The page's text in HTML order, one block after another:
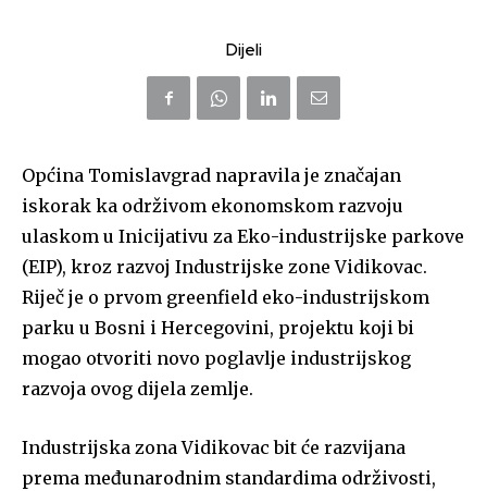
Dijeli
Općina Tomislavgrad napravila je značajan
iskorak ka održivom ekonomskom razvoju
ulaskom u Inicijativu za Eko-industrijske parkove
(EIP), kroz razvoj Industrijske zone Vidikovac.
Riječ je o prvom greenfield eko-industrijskom
parku u Bosni i Hercegovini, projektu koji bi
mogao otvoriti novo poglavlje industrijskog
razvoja ovog dijela zemlje.
Industrijska zona Vidikovac bit će razvijana
prema međunarodnim standardima održivosti,